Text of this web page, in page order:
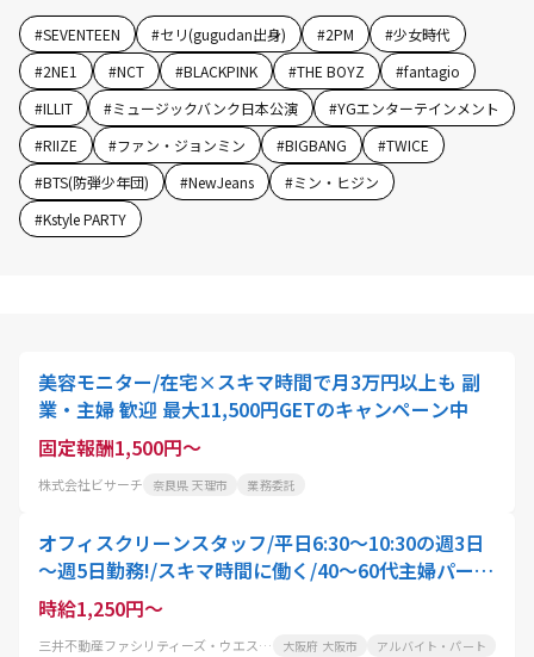
#SEVENTEEN #セリ(gugudan出身) #2PM #少女時代
#2NE1 #NCT #BLACKPINK #THE BOYZ #fantagio
#ILLIT #ミュージックバンク日本公演 #YGエンターテインメント
#RIIZE #ファン・ジョンミン #BIGBANG #TWICE
#BTS(防弾少年団) #NewJeans #ミン・ヒジン
#Kstyle PARTY
美容モニター/在宅×スキマ時間で月3万円以上も 副
業・主婦 歓迎 最大11,500円GETのキャンペーン中
固定報酬1,500円～
株式会社ビサーチ 奈良県 天理市 業務委託
オフィスクリーンスタッフ/平日6:30～10:30の週3日
～週5日勤務!/スキマ時間に働く/40～60代主婦パート
活躍中
時給1,250円～
三井不動産ファシリティーズ・ウエスト株式会社 大阪府 大阪市 アルバイト・パート